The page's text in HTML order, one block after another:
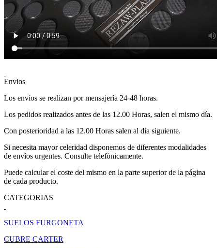
Envios
Los envíos se realizan por mensajería 24-48 horas.
Los pedidos realizados antes de las 12.00 Horas, salen el mismo día.
Con posterioridad a las 12.00 Horas salen al día siguiente.
Si necesita mayor celeridad disponemos de diferentes modalidades
de envíos urgentes. Consulte telefónicamente.
Puede calcular el coste del mismo en la parte superior de la página
de cada producto.
CATEGORIAS
SUELOS FURGONETA
CUBRE CARTER